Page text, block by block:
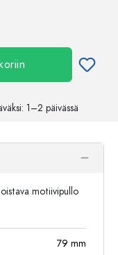
: 1–2 päivässä
motiivipullo
79 mm